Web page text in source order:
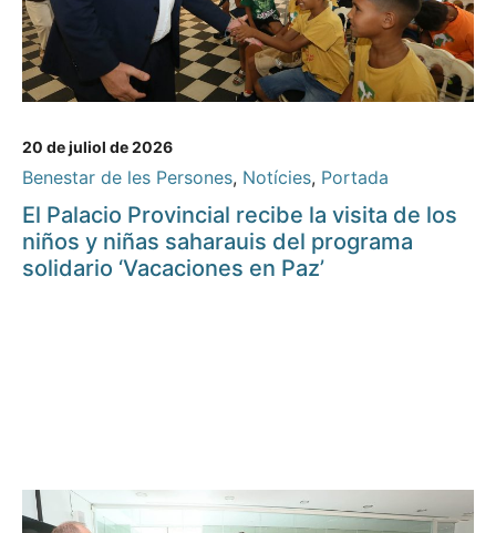
20 de juliol de 2026
Benestar de les Persones, Notícies, Portada
El Palacio Provincial recibe la visita de los
niños y niñas saharauis del programa
solidario ‘Vacaciones en Paz’